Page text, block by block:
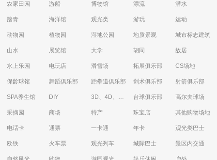
农家田园 游船 博物馆 漂流 潜水
踏青 海洋馆 观光类 游玩 运动
动物园 植物园 湿地公园 地质景观 城市标志建筑
山水 展览馆 大学 胡同 故居
水上乐园 电玩店 滑雪场 拓展俱乐部 CS场地
保龄球馆 舞蹈俱乐部 跆拳道俱乐部 剑术俱乐部 射箭俱乐部
SPA养生馆 DIY 3D、4D、5D艺术体验馆 台球俱乐部 高尔夫球场
采摘园 商场 特产 珠宝店 其他购物场地
电话卡 通票 一卡通 年卡 观光类巴士
欧铁 火车票 观光列车 城际巴士 景区内交通